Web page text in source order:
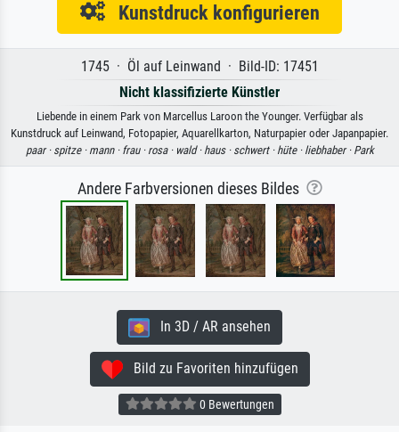
Kunstdruck konfigurieren
1745 · Öl auf Leinwand · Bild-ID: 17451
Nicht klassifizierte Künstler
Liebende in einem Park von Marcellus Laroon the Younger. Verfügbar als
Kunstdruck auf Leinwand, Fotopapier, Aquarellkarton, Naturpapier oder Japanpapier.
paar · spitze · mann · frau · rosa · wald · haus · schwert · hüte · liebhaber · Park
Andere Farbversionen dieses Bildes
In 3D / AR ansehen
Bild zu Favoriten hinzufügen
0 Bewertungen